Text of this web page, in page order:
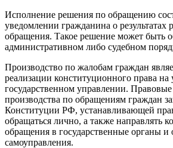
Исполнение решения по обращению
уведомлении гражданина о результатах
обращения. Такое решение может быть
административном либо судебном
Производство по жалобам граждан
реализации конституционного права на
государственном управлении.
производства по обращениям граждан
Конституции РФ, устанавливающей
обращаться лично, а также направлять
обращения в государственные органы и
самоуправления.